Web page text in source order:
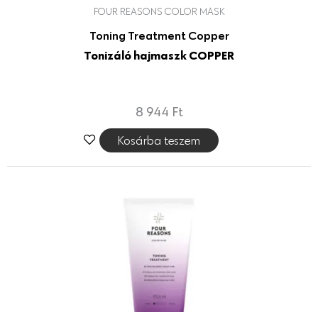
FOUR REASONS COLOR MASK
Toning Treatment Copper
Tonizáló hajmaszk COPPER
8 944 Ft
Kosárba teszem